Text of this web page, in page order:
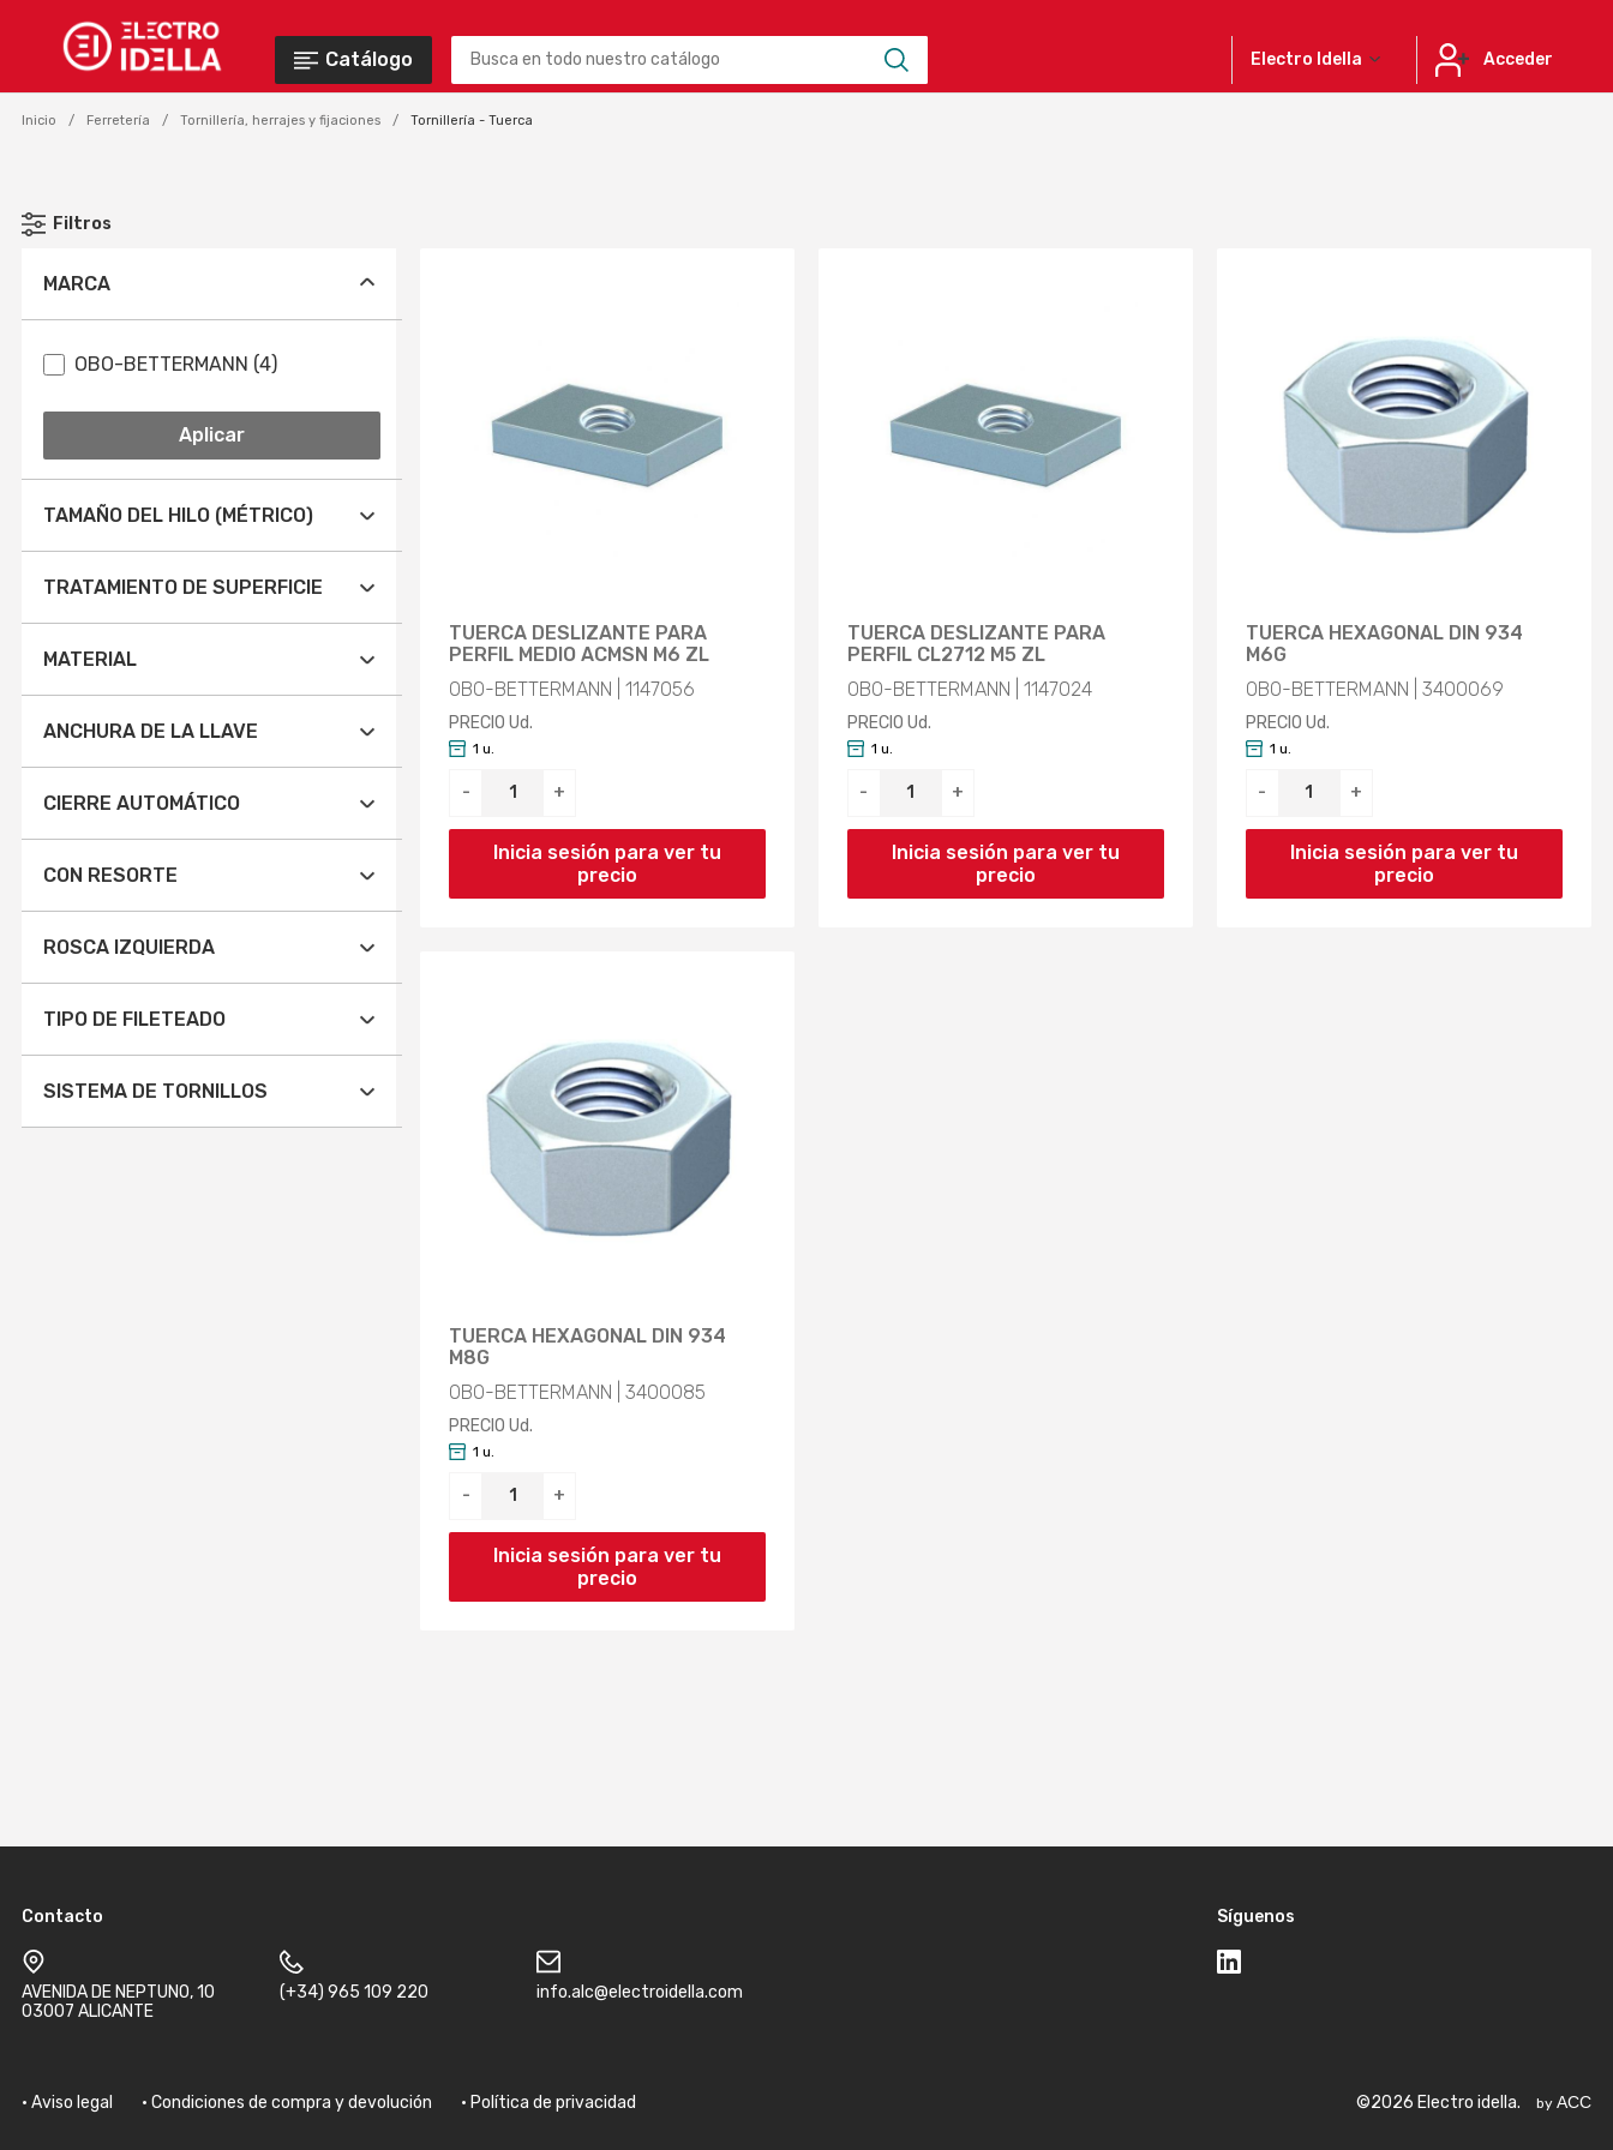
Electro Idella Acceder
Catálogo
Inicio Ferretería Tornillería, herrajes y fijaciones Tornillería - Tuerca
Filtros
MARCA
OBO-BETTERMANN (4)
Aplicar
TAMAÑO DEL HILO (MÉTRICO)
5 (1)
6 (2)
8 (1)
Aplicar
TRATAMIENTO DE SUPERFICIE
(2)
Aplicar
MATERIAL
ACERO (4)
Aplicar
ANCHURA DE LA LLAVE
10MM (1)
13MM (1)
Aplicar
CIERRE AUTOMÁTICO
NO (2)
Aplicar
CON RESORTE
NO (2)
Aplicar
ROSCA IZQUIERDA
NO (2)
Aplicar
TIPO DE FILETEADO
MÉTRICO (2)
SISTEMA DE TORNILLOS
TUERCA DESLIZANTE PARA
PERFIL MEDIO ACMSN M6 ZL
OBO-BETTERMANN | 1147056
PRECIO Ud.
- +
1 u.
Inicia sesión para ver tu
precio
TUERCA DESLIZANTE PARA
PERFIL CL2712 M5 ZL
OBO-BETTERMANN | 1147024
PRECIO Ud.
- +
1 u.
Inicia sesión para ver tu
precio
TUERCA HEXAGONAL DIN 934
M6G
OBO-BETTERMANN | 3400069
PRECIO Ud.
- +
1 u.
Inicia sesión para ver tu
precio
TUERCA HEXAGONAL DIN 934
M8G
OBO-BETTERMANN | 3400085
PRECIO Ud.
- +
1 u.
Inicia sesión para ver tu
precio
Contacto
AVENIDA DE NEPTUNO, 10
03007 ALICANTE
(+34) 965 109 220 info.alc@electroidella.com
Síguenos
Aviso legal Condiciones de compra y devolución Política de privacidad ©2026 Electro idella. by ACC